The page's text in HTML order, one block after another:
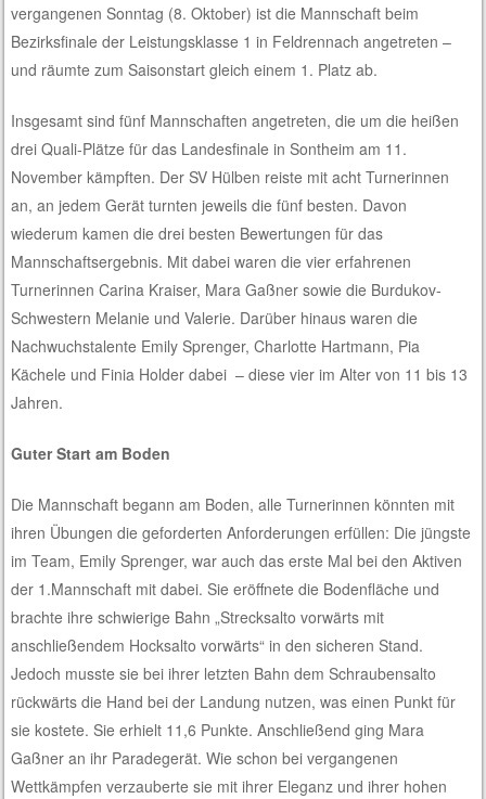
vergangenen Sonntag (8. Oktober) ist die Mannschaft beim
Bezirksfinale der Leistungsklasse 1 in Feldrennach angetreten –
und räumte zum Saisonstart gleich einem 1. Platz ab.
Insgesamt sind fünf Mannschaften angetreten, die um die heißen
drei Quali-Plätze für das Landesfinale in Sontheim am 11.
November kämpften. Der SV Hülben reiste mit acht Turnerinnen
an, an jedem Gerät turnten jeweils die fünf besten. Davon
wiederum kamen die drei besten Bewertungen für das
Mannschaftsergebnis. Mit dabei waren die vier erfahrenen
Turnerinnen Carina Kraiser, Mara Gaßner sowie die Burdukov-
Schwestern Melanie und Valerie. Darüber hinaus waren die
Nachwuchstalente Emily Sprenger, Charlotte Hartmann, Pia
Kächele und Finia Holder dabei ­ – diese vier im Alter von 11 bis 13
Jahren.
Guter Start am Boden
Die Mannschaft begann am Boden, alle Turnerinnen könnten mit
ihren Übungen die geforderten Anforderungen erfüllen: Die jüngste
im Team, Emily Sprenger, war auch das erste Mal bei den Aktiven
der 1.Mannschaft mit dabei. Sie eröffnete die Bodenfläche und
brachte ihre schwierige Bahn „Strecksalto vorwärts mit
anschließendem Hocksalto vorwärts“ in den sicheren Stand.
Jedoch musste sie bei ihrer letzten Bahn dem Schraubensalto
rückwärts die Hand bei der Landung nutzen, was einen Punkt für
sie kostete. Sie erhielt 11,6 Punkte. Anschließend ging Mara
Gaßner an ihr Paradegerät. Wie schon bei vergangenen
Wettkämpfen verzauberte sie mit ihrer Eleganz und ihrer hohen